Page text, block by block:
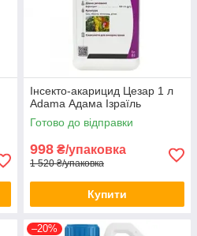
Інсекто-акарицид Цезар 1 л
Adama Адама Ізраїль
Готово до відправки
998 ₴/упаковка
1 520 ₴/упаковка
Купити
–20%